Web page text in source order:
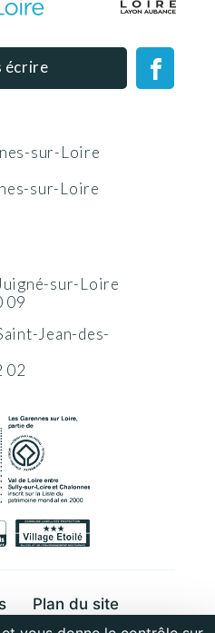
écrire
sur-Loire
sur-Loire
sur-Loire
09
Jean-des-
02
Plan du site